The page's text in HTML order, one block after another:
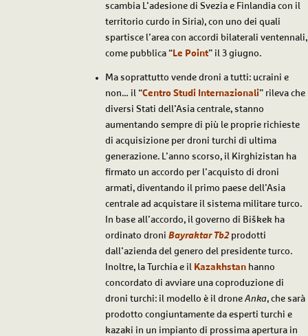
scambia L’adesione di Svezia e Finlandia con il
territorio curdo in Siria), con uno dei quali
spartisce l’area con accordi bilaterali ventennali,
come pubblica “ Le Point” il 3 giugno.
Ma soprattutto vende droni a tutti: ucraini e
non… il “Centro Studi Internazionali” rileva che
diversi Stati dell’Asia centrale, stanno
aumentando sempre di più le proprie richieste
di acquisizione per droni turchi di ultima
generazione. L’anno scorso, il Kirghizistan ha
firmato un accordo per l’acquisto di droni
armati, diventando il primo paese dell’Asia
centrale ad acquistare il sistema militare turco.
In base all’accordo, il governo di Biškek ha
ordinato droni Bayraktar Tb2prodotti
dall’azienda del genero del presidente turco.
Inoltre, la Turchia e il Kazakhstan hanno
concordato di avviare una coproduzione di
droni turchi: il modello è il drone Anka, che sarà
prodotto congiuntamente da esperti turchi e
kazaki in un impianto di prossima apertura in